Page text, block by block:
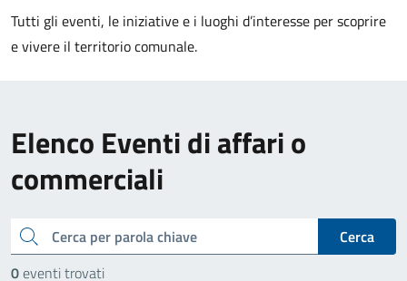
Tutti gli eventi, le iniziative e i luoghi d’interesse per scoprire
e vivere il territorio comunale.
Elenco Eventi di affari o
commerciali
cerca
Cerca
0eventi trovati